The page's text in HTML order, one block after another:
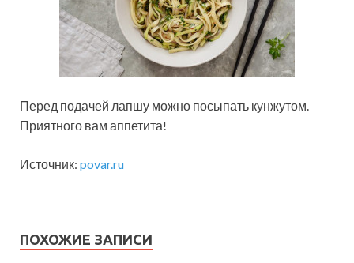
Перед подачей лапшу можно посыпать кунжутом.
Приятного вам аппетита!
Источник: povar.ru
ПОХОЖИЕ ЗАПИСИ